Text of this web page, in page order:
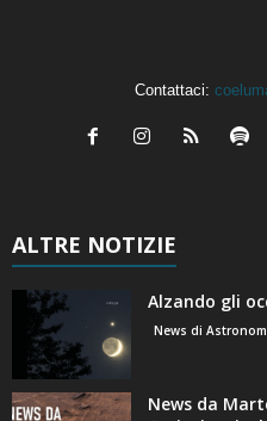
Contattaci:
ALTRE NOTIZIE
Alzando gli
News di
News da